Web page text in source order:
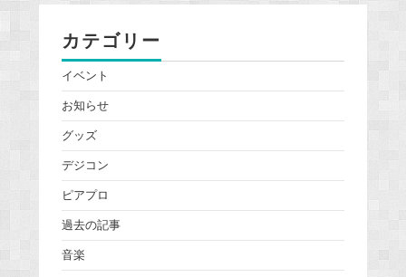
カテゴリー
イベント
お知らせ
グッズ
デジコン
ピアプロ
過去の記事
音楽